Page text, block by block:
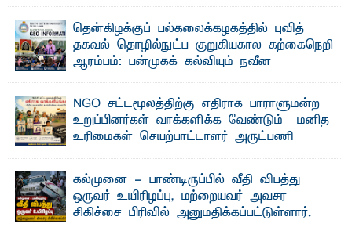
"ஒ ரு மாணவனின் அல்லது மாணவியின் கனவு என்னால்
கலைக்கப்படாது" என்ற உறுதியை ஒவ்வொரு மாணவரும் ...
தென்கிழக்குப் பல்கலைக்கழகத்தில் புவித்
தகவல் தொழில்நுட்ப குறுகியகால கற்கைநெறி
ஆரம்பம்: பன்முகக் கல்வியும் நவீன
பேராசிரியர் எம். எம். பாஸில்
தெ ன்கிழக்குப் பல்கலைக்கழகத்தின் கலை மற்றும் கலாசார
பீடத்தின் புவியியல் துறையினால் ...
NGO சட்டமூலத்திற்கு எதிராக பாராளுமன்ற
உறுப்பினர்கள் வாக்களிக்க வேண்டும் – மனித
உரிமைகள் செயற்பாட்டாளர் அருட்பணி
ஜே. எப். காமிலா பேகம்- இ லங்கை அரசாங்கம் அரசுசாரா
அமைப்புகள் (NGO) தொடர்பான புதிய சட்டமூலத்தை ...
கல்முனை - பாண்டிருப்பில் வீதி விபத்து
ஒருவர் உயிரிழப்பு, மற்றையவர் அவசர
சிகிச்சை பிரிவில் அனுமதிக்கப்பட்டுள்ளார்.